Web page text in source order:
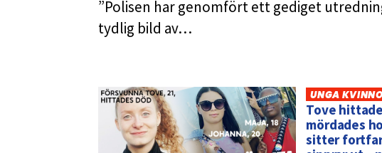
”Polisen har genomfört ett gediget
tydlig bild av…
UNGA
Tove
mördades
sitter